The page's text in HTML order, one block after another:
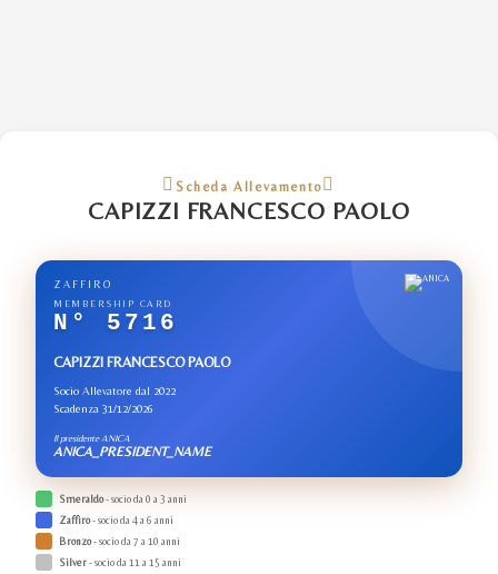
Scheda Allevamento
CAPIZZI FRANCESCO PAOLO
ZAFFIRO
MEMBERSHIP CARD
N° 5716
CAPIZZI FRANCESCO PAOLO
Socio Allevatore dal 2022
Scadenza 31/12/2026
Il presidente ANICA
ANICA_PRESIDENT_NAME
Smeraldo- socio da 0 a 3 anni
Zaffiro- socio da 4 a 6 anni
Bronzo- socio da 7 a 10 anni
Silver- socio da 11 a 15 anni